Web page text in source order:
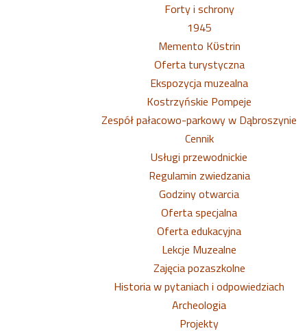
Forty i schrony
1945
Memento Kϋstrin
Oferta turystyczna
Ekspozycja muzealna
Kostrzyńskie Pompeje
Zespół pałacowo-parkowy w Dąbroszynie
Cennik
Usługi przewodnickie
Regulamin zwiedzania
Godziny otwarcia
Oferta specjalna
Oferta edukacyjna
Lekcje Muzealne
Zajęcia pozaszkolne
Historia w pytaniach i odpowiedziach
Archeologia
Projekty